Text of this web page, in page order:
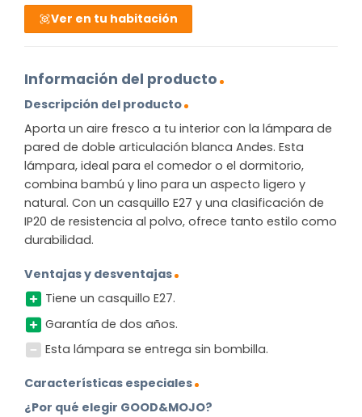
Ver en tu habitación
Información del producto
Descripción del producto
Aporta un aire fresco a tu interior con la lámpara de
pared de doble articulación blanca Andes. Esta
lámpara, ideal para el comedor o el dormitorio,
combina bambú y lino para un aspecto ligero y
natural. Con un casquillo E27 y una clasificación de
IP20 de resistencia al polvo, ofrece tanto estilo como
durabilidad.
Ventajas y desventajas
Tiene un casquillo E27.
Garantía de dos años.
Esta lámpara se entrega sin bombilla.
Características especiales
¿Por qué elegir GOOD&MOJO?